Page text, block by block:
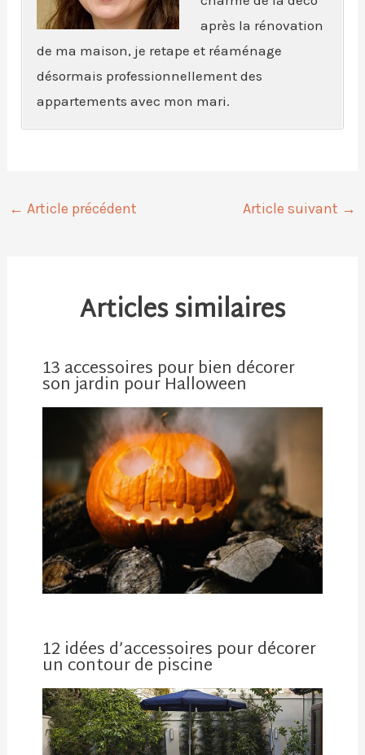
après la rénovation
de ma maison, je retape et réaménage
désormais professionnellement des
appartements avec mon mari.
← Article précédent Article suivant →
Articles similaires
13 accessoires pour bien décorer
son jardin pour Halloween
12 idées d’accessoires pour décorer
un contour de piscine